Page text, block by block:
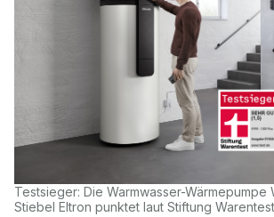
Testsieger: Die Warmwasser-Wärmepumpe
Stiebel Eltron punktet laut Stiftung